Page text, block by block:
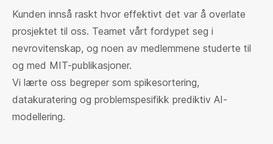
Kunden innså raskt hvor effektivt det var å overlate
prosjektet til oss. Teamet vårt fordypet seg i
nevrovitenskap, og noen av medlemmene studerte til
og med MIT-publikasjoner.
Vi lærte oss begreper som spikesortering,
datakuratering og problemspesifikk prediktiv AI-
modellering.